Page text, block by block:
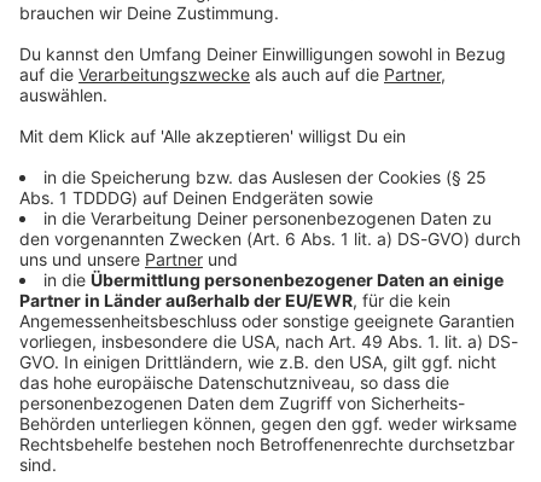
Sprachnachricht
DAS KÖNNTE DICH AUCH INTERESSIEREN
Welt